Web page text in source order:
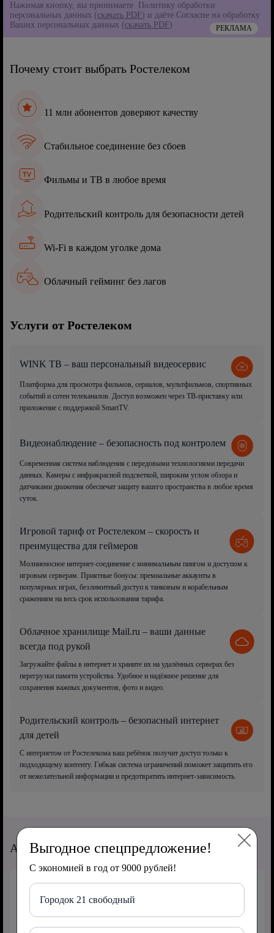
Нажимая кнопку, вы принимаете Политику обработки
персональных данных (скачать PDF) и даёте Согласие на обработку
Ваших персональных данных (скачать PDF) РЕКЛАМА
Почему стоит выбрать Ростелеком
11 млн абонентов доверяют качеству
Стабильное соединение без сбоев
Фильмы и ТВ в любое время
Родительский контроль для безопасности детей
Wi-Fi в каждом уголке дома
Облачный гейминг без лагов
Услуги от Ростелеком
WINK ТВ – ваш персональный видеосервис
Платформа для просмотра фильмов, сериалов, мультфильмов, спортивных
событий и сотен телеканалов. Доступ возможен через ТВ-приставку или
приложение с поддержкой SmartTV.
Видеонаблюдение – безопасность под контролем
Современная система наблюдения с передовыми технологиями передачи
данных. Камеры с инфракрасной подсветкой, широким углом обзора и
датчиками движения обеспечат защиту вашего пространства в любое время
суток.
Игровой тариф от Ростелеком – скорость и
преимущества для геймеров
Молниеносное интернет-соединение с минимальным пингом и доступом к
игровым серверам. Приятные бонусы: премиальные аккаунты в
популярных играх, безлимитный доступ к танковым и корабельным
сражениям на весь срок использования тарифа.
Облачное хранилище Mail.ru – ваши данные
всегда под рукой
Загружайте файлы в интернет и храните их на удалённых серверах без
перегрузки памяти устройства. Удобное и надёжное решение для
сохранения важных документов, фото и видео.
Родительский контроль – безопасный интернет
для детей
С интернетом от Ростелекома ваш ребёнок получит доступ только к
подходящему контенту. Гибкая система ограничений поможет защитить его
от нежелательной информации и предотвратить интернет-зависимость.
Акции от Ростелеком
Выгодное спецпредложение!
С экономией в год от 9000 рублей!
Городок 21 свободный